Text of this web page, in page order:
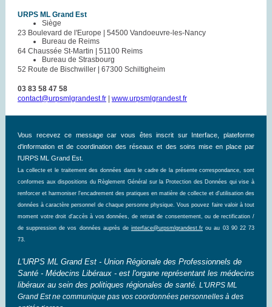
URPS ML Grand Est
Siège
23 Boulevard de l'Europe | 54500 Vandoeuvre-les-Nancy
Bureau de Reims
64 Chaussée St-Martin | 51100 Reims
Bureau de Strasbourg
52 Route de Bischwiller | 67300 Schiltigheim
03 83 58 47 58
contact@urpsmlgrandest.fr
www.urpsmlgrandest.fr
Vous recevez ce message car vous êtes inscrit sur Interface, plateforme
d'information et de coordination des réseaux et des soins mise en place par
l'URPS ML Grand Est.
La collecte et le traitement des données dans le cadre de la présente correspondance, sont
conformes aux dispositions du Règlement Général sur la Protection des Données qui vise à
renforcer et harmoniser l'encadrement des pratiques en matière de collecte et d'utilisation des
données à caractère personnel de chaque personne physique. Vous pouvez faire valoir à tout
moment votre droit d'accès à vos données, de retrait de consentement, ou de rectification /
de suppression de vos données auprès deinterface@urpsmlgrandest.fr ou au 03 90 22 73
73.
L'URPS ML Grand Est - Union Régionale des Professionnels de
Santé - Médecins Libéraux - est l'organe représentant les médecins
libéraux au sein des politiques régionales de santé. L'URPS ML
Grand Est ne communique pas vos coordonnées personnelles à des